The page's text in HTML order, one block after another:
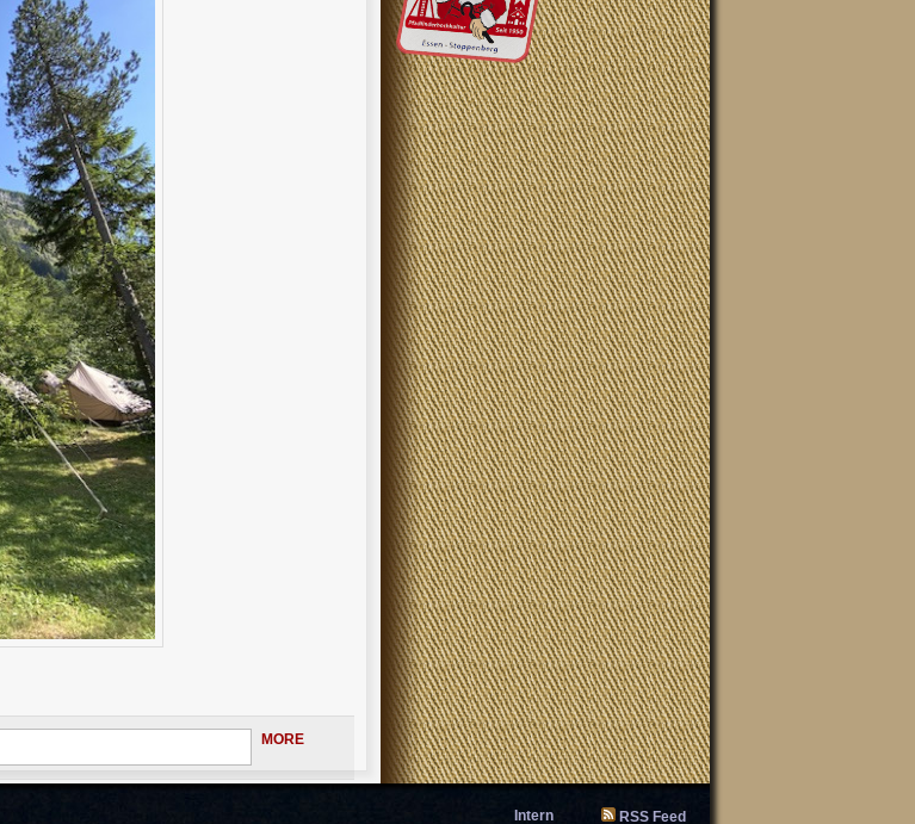
MORE
RSS Feed
Intern